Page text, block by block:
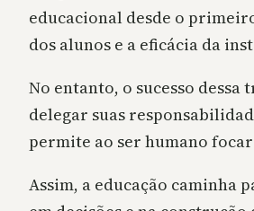
educacional desde o
dos alunos e a eficácia da
No entanto, o sucesso
delegar suas
permite ao ser humano
Assim, a educação caminha